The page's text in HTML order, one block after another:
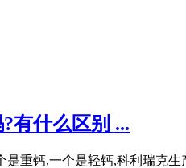
有什么区别 ...
重钙,一个是轻钙,科利瑞克